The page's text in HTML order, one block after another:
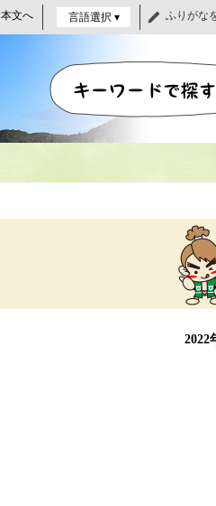
本文へ 言語選択 ▾ ふりがな
2022